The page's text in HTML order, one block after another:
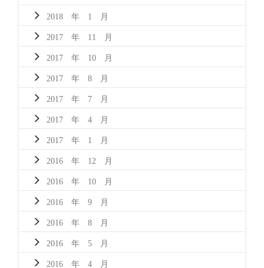
2018 年 1 月
2017 年 11 月
2017 年 10 月
2017 年 8 月
2017 年 7 月
2017 年 4 月
2017 年 1 月
2016 年 12 月
2016 年 10 月
2016 年 9 月
2016 年 8 月
2016 年 5 月
2016 年 4 月